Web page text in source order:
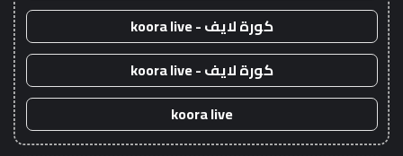
كورة لايف - koora live
كورة لايف - koora live
koora live